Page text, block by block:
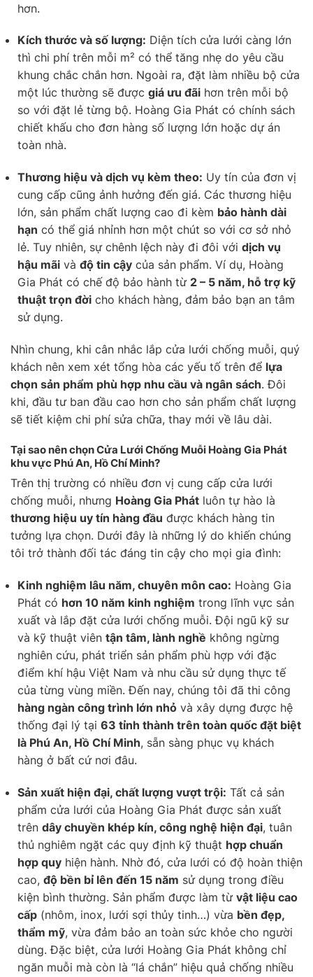
hơn.
Kích thước và số lượng: Diện tích cửa lưới càng lớn
thì chi phí trên mỗi m² có thể tăng nhẹ do yêu cầu
khung chắc chắn hơn. Ngoài ra, đặt làm nhiều bộ cửa
một lúc thường sẽ được giá ưu đãi hơn trên mỗi bộ
so với đặt lẻ từng bộ. Hoàng Gia Phát có chính sách
chiết khấu cho đơn hàng số lượng lớn hoặc dự án
toàn nhà.
Thương hiệu và dịch vụ kèm theo: Uy tín của đơn vị
cung cấp cũng ảnh hưởng đến giá. Các thương hiệu
lớn, sản phẩm chất lượng cao đi kèm bảo hành dài
hạn có thể giá nhỉnh hơn một chút so với cơ sở nhỏ
lẻ. Tuy nhiên, sự chênh lệch này đi đôi với dịch vụ
hậu mãi và độ tin cậy của sản phẩm. Ví dụ, Hoàng
Gia Phát có chế độ bảo hành từ 2 – 5 năm, hỗ trợ kỹ
thuật trọn đời cho khách hàng, đảm bảo bạn an tâm
sử dụng.
Nhìn chung, khi cân nhắc lắp cửa lưới chống muỗi, quý
khách nên xem xét tổng hòa các yếu tố trên để lựa
chọn sản phẩm phù hợp nhu cầu và ngân sách. Đôi
khi, đầu tư ban đầu cao hơn cho sản phẩm chất lượng
sẽ tiết kiệm chi phí sửa chữa, thay mới về lâu dài.
Tại sao nên chọn Cửa Lưới Chống Muỗi Hoàng Gia Phát
khu vực Phú An, Hồ Chí Minh?
Trên thị trường có nhiều đơn vị cung cấp cửa lưới
chống muỗi, nhưng Hoàng Gia Phát luôn tự hào là
thương hiệu uy tín hàng đầu được khách hàng tin
tưởng lựa chọn. Dưới đây là những lý do khiến chúng
tôi trở thành đối tác đáng tin cậy cho mọi gia đình:
Kinh nghiệm lâu năm, chuyên môn cao: Hoàng Gia
Phát có hơn 10 năm kinh nghiệm trong lĩnh vực sản
xuất và lắp đặt cửa lưới chống muỗi. Đội ngũ kỹ sư
và kỹ thuật viên tận tâm, lành nghề không ngừng
nghiên cứu, phát triển sản phẩm phù hợp với đặc
điểm khí hậu Việt Nam và nhu cầu sử dụng thực tế
của từng vùng miền. Đến nay, chúng tôi đã thi công
hàng ngàn công trình lớn nhỏ và xây dựng được hệ
thống đại lý tại 63 tỉnh thành trên toàn quốc đặt biệt
là Phú An, Hồ Chí Minh, sẵn sàng phục vụ khách
hàng ở bất cứ nơi đâu.
Sản xuất hiện đại, chất lượng vượt trội: Tất cả sản
phẩm cửa lưới của Hoàng Gia Phát được sản xuất
trên dây chuyền khép kín, công nghệ hiện đại, tuân
thủ nghiêm ngặt các quy định kỹ thuật hợp chuẩn
hợp quy hiện hành. Nhờ đó, cửa lưới có độ hoàn thiện
cao, độ bền bỉ lên đến 15 năm sử dụng trong điều
kiện bình thường. Sản phẩm được làm từ vật liệu cao
cấp (nhôm, inox, lưới sợi thủy tinh…) vừa bền đẹp,
thẩm mỹ, vừa đảm bảo an toàn sức khỏe cho người
dùng. Đặc biệt, cửa lưới Hoàng Gia Phát không chỉ
ngăn muỗi mà còn là “lá chắn” hiệu quả chống nhiều